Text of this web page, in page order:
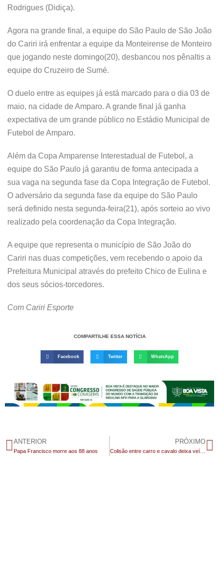
Rodrigues (Didiça).
Agora na grande final, a equipe do São Paulo de São João
do Cariri irá enfrentar a equipe da Monteirense de Monteiro
que jogando neste domingo(20), desbancou nos pênaltis a
equipe do Cruzeiro de Sumé.
O duelo entre as equipes já está marcado para o dia 03 de
maio, na cidade de Amparo. A grande final já ganha
expectativa de um grande público no Estádio Municipal de
Futebol de Amparo.
Além da Copa Amparense Interestadual de Futebol, a
equipe do São Paulo já garantiu de forma antecipada a
sua vaga na segunda fase da Copa Integração de Futebol.
O adversário da segunda fase da equipe do São Paulo
será definido nesta segunda-feira(21), após sorteio ao vivo
realizado pela coordenação da Copa Integração.
A equipe que representa o município de São João do
Cariri nas duas competições, vem recebendo o apoio da
Prefeitura Municipal através do prefeito Chico de Eulina e
dos seus sócios-torcedores.
Com Cariri Esporte
COMPARTILHE ESSA NOTÍCIA
Facebook Twitter WhatsApp
ANTERIOR
Papa Francisco morre aos 88 anos
PRÓXIMO